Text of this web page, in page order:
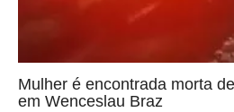
Mulher é encontrada morta
em Wenceslau Braz